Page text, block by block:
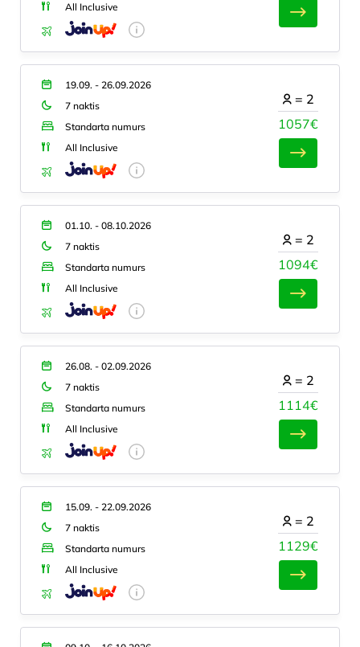
All Inclusive
19.09. - 26.09.2026
7 naktis
Standarta numurs
All Inclusive
1057€
= 2
01.10. - 08.10.2026
7 naktis
Standarta numurs
All Inclusive
1094€
= 2
26.08. - 02.09.2026
7 naktis
Standarta numurs
All Inclusive
1114€
= 2
15.09. - 22.09.2026
7 naktis
Standarta numurs
All Inclusive
1129€
= 2